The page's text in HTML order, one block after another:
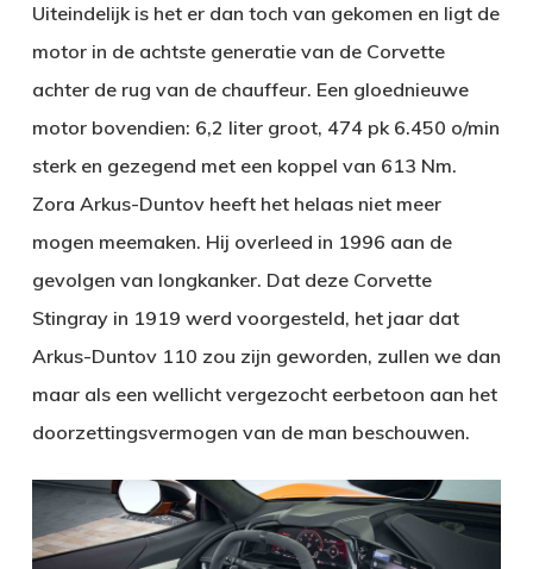
Uiteindelijk is het er dan toch van gekomen en ligt de
motor in de achtste generatie van de Corvette
achter de rug van de chauffeur. Een gloednieuwe
motor bovendien: 6,2 liter groot, 474 pk 6.450 o/min
sterk en gezegend met een koppel van 613 Nm.
Zora Arkus-Duntov heeft het helaas niet meer
mogen meemaken. Hij overleed in 1996 aan de
gevolgen van longkanker. Dat deze Corvette
Stingray in 1919 werd voorgesteld, het jaar dat
Arkus-Duntov 110 zou zijn geworden, zullen we dan
maar als een wellicht vergezocht eerbetoon aan het
doorzettingsvermogen van de man beschouwen.